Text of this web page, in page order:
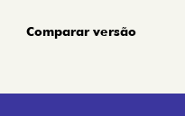
Comparar versão